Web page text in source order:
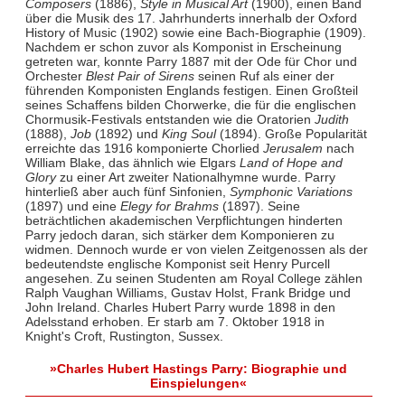
Composers(1886), Style in Musical Art(1900), einen Band
über die Musik des 17. Jahrhunderts innerhalb der Oxford
History of Music (1902) sowie eine Bach-Biographie (1909).
Nachdem er schon zuvor als Komponist in Erscheinung
getreten war, konnte Parry 1887 mit der Ode für Chor und
Orchester Blest Pair of Sirensseinen Ruf als einer der
führenden Komponisten Englands festigen. Einen Großteil
seines Schaffens bilden Chorwerke, die für die englischen
Chormusik-Festivals entstanden wie die Oratorien Judith
(1888), Job(1892) und King Soul(1894). Große Popularität
erreichte das 1916 komponierte Chorlied Jerusalem nach
William Blake, das ähnlich wie Elgars Land of Hope and
Gloryzu einer Art zweiter Nationalhymne wurde. Parry
hinterließ aber auch fünf Sinfonien, Symphonic Variations
(1897) und eine Elegy for Brahms(1897). Seine
beträchtlichen akademischen Verpflichtungen hinderten
Parry jedoch daran, sich stärker dem Komponieren zu
widmen. Dennoch wurde er von vielen Zeitgenossen als der
bedeutendste englische Komponist seit Henry Purcell
angesehen. Zu seinen Studenten am Royal College zählen
Ralph Vaughan Williams, Gustav Holst, Frank Bridge und
John Ireland. Charles Hubert Parry wurde 1898 in den
Adelsstand erhoben. Er starb am 7. Oktober 1918 in
Knight's Croft, Rustington, Sussex.
»Charles Hubert Hastings Parry: Biographie und
Einspielungen«